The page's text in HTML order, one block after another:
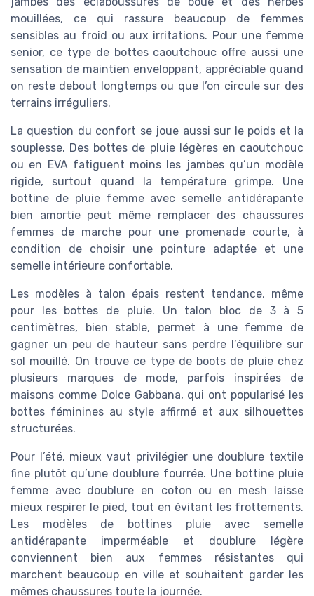
mouillées, ce qui rassure beaucoup de femmes
sensibles au froid ou aux irritations. Pour une femme
senior, ce type de bottes caoutchouc offre aussi une
sensation de maintien enveloppant, appréciable quand
on reste debout longtemps ou que l’on circule sur des
terrains irréguliers.
La question du confort se joue aussi sur le poids et la
souplesse. Des bottes de pluie légères en caoutchouc
ou en EVA fatiguent moins les jambes qu’un modèle
rigide, surtout quand la température grimpe. Une
bottine de pluie femme avec semelle antidérapante
bien amortie peut même remplacer des chaussures
femmes de marche pour une promenade courte, à
condition de choisir une pointure adaptée et une
semelle intérieure confortable.
Les modèles à talon épais restent tendance, même
pour les bottes de pluie. Un talon bloc de 3 à 5
centimètres, bien stable, permet à une femme de
gagner un peu de hauteur sans perdre l’équilibre sur
sol mouillé. On trouve ce type de boots de pluie chez
plusieurs marques de mode, parfois inspirées de
maisons comme Dolce Gabbana, qui ont popularisé les
bottes féminines au style affirmé et aux silhouettes
structurées.
Pour l’été, mieux vaut privilégier une doublure textile
fine plutôt qu’une doublure fourrée. Une bottine pluie
femme avec doublure en coton ou en mesh laisse
mieux respirer le pied, tout en évitant les frottements.
Les modèles de bottines pluie avec semelle
antidérapante imperméable et doublure légère
conviennent bien aux femmes résistantes qui
marchent beaucoup en ville et souhaitent garder les
mêmes chaussures toute la journée.